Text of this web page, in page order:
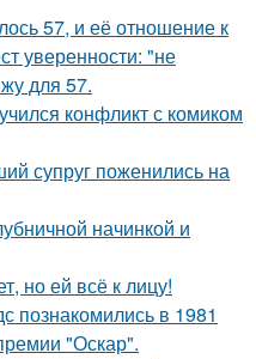
57, и её отношение к
уверенности: "не
для 57.
конфликт с комиком
супруг поженились на
начинкой и
но ей всё к лицу!
познакомились в 1981
"Оскар".